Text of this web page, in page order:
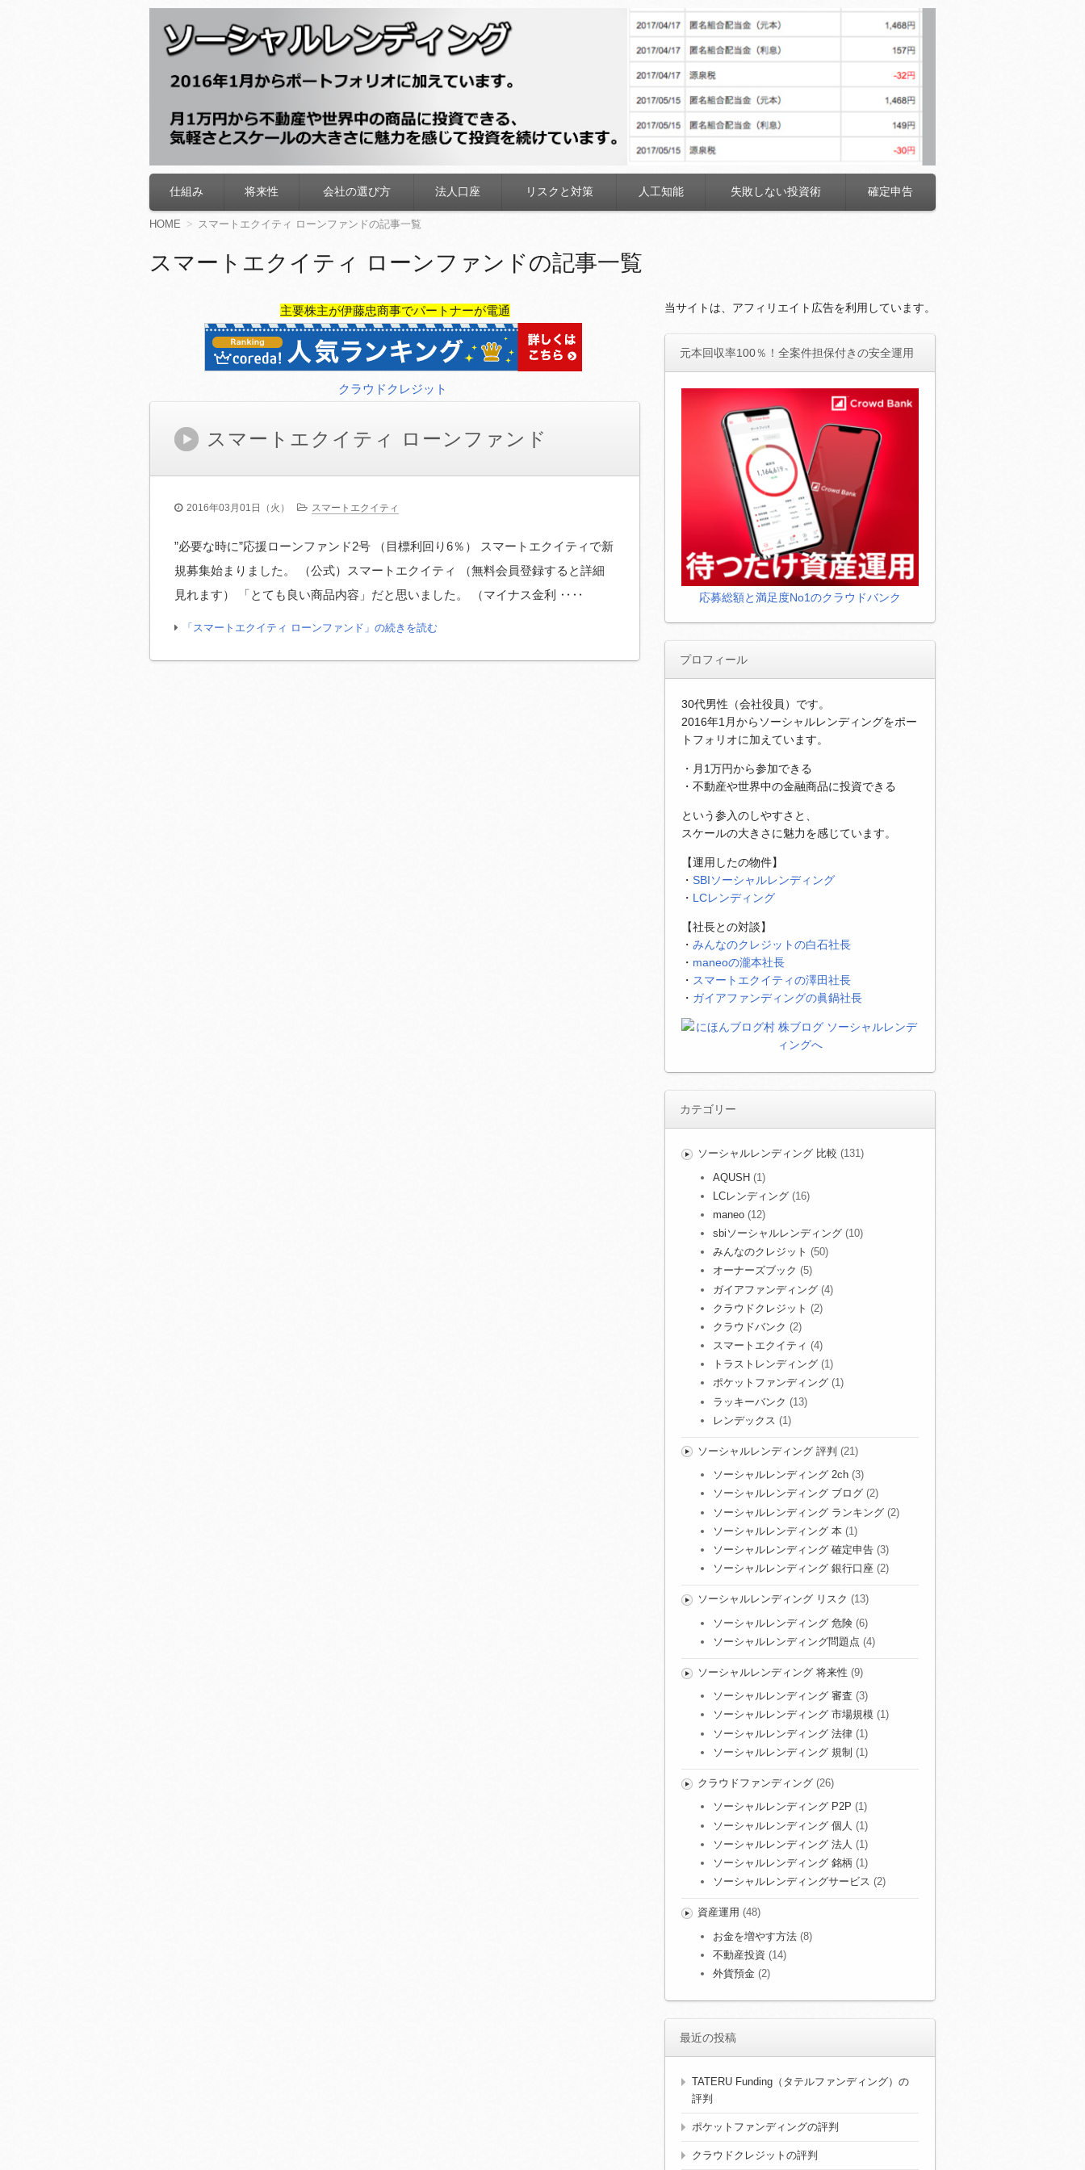
ソーシャルレンディング
コ
ン
テ
ツ
へ
仕組み 将来性 会社の選び方 法人口座 リスクと対策 人工知能 失敗しない投資術 確定申告
HOME スマートエクイティ ローンファンドの記事一覧
スマートエクイティ ローンファンドの記事一覧
主要株主が伊藤忠商事でパートナーが電通
クラウドクレジット
スマートエクイティ ローンファンド
2016年03月01日（火） スマートエクイティ
”必要な時に”応援ローンファンド2号 （目標利回り6％） スマートエクイティで新
規募集始まりました。 （公式）スマートエクイティ （無料会員登録すると詳細
見れます） 「とても良い商品内容」だと思いました。 （マイナス金利 ‥‥
「スマートエクイティ ローンファンド」の続きを読む
当サイトは、アフィリエイト広告を利用しています。
元本回収率100％！全案件担保付きの安全運用
応募総額と満足度No1のクラウドバンク
プロフィール
30代男性（会社役員）です。
2016年1月からソーシャルレンディングをポー
トフォリオに加えています。
・月1万円から参加できる
・不動産や世界中の金融商品に投資できる
という参入のしやすさと、
スケールの大きさに魅力を感じています。
【運用したの物件】
・ SBIソーシャルレンディング
・ LCレンディング
【社長との対談】
・ みんなのクレジットの白石社長
・ maneoの瀧本社長
・ スマートエクイティの澤田社長
・ ガイアファンディングの眞鍋社長
カテゴリー
ソーシャルレンディング 比較 (131)
AQUSH (1)
LCレンディング (16)
maneo (12)
sbiソーシャルレンディング (10)
みんなのクレジット (50)
オーナーズブック (5)
ガイアファンディング (4)
クラウドクレジット (2)
クラウドバンク (2)
スマートエクイティ (4)
トラストレンディング (1)
ポケットファンディング (1)
ラッキーバンク (13)
レンデックス (1)
ソーシャルレンディング 評判 (21)
ソーシャルレンディング 2ch (3)
ソーシャルレンディング ブログ (2)
ソーシャルレンディング ランキング (2)
ソーシャルレンディング 本 (1)
ソーシャルレンディング 確定申告 (3)
ソーシャルレンディング 銀行口座 (2)
ソーシャルレンディング リスク (13)
ソーシャルレンディング 危険 (6)
ソーシャルレンディング問題点 (4)
ソーシャルレンディング 将来性 (9)
ソーシャルレンディング 審査 (3)
ソーシャルレンディング 市場規模 (1)
ソーシャルレンディング 法律 (1)
ソーシャルレンディング 規制 (1)
クラウドファンディング(26)
ソーシャルレンディング P2P (1)
ソーシャルレンディング 個人 (1)
ソーシャルレンディング 法人 (1)
ソーシャルレンディング 銘柄 (1)
ソーシャルレンディングサービス (2)
資産運用 (48)
お金を増やす方法 (8)
不動産投資 (14)
外貨預金 (2)
最近の投稿
TATERU Funding（タテルファンディング）の
評判
ポケットファンディングの評判
クラウドクレジットの評判